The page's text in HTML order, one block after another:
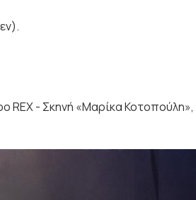
- Σκηνή «Μαρίκα